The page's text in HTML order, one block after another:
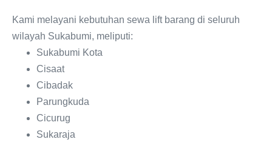
Kami melayani kebutuhan sewa lift barang di seluruh
wilayah Sukabumi, meliputi:
Sukabumi Kota
Cisaat
Cibadak
Parungkuda
Cicurug
Sukaraja